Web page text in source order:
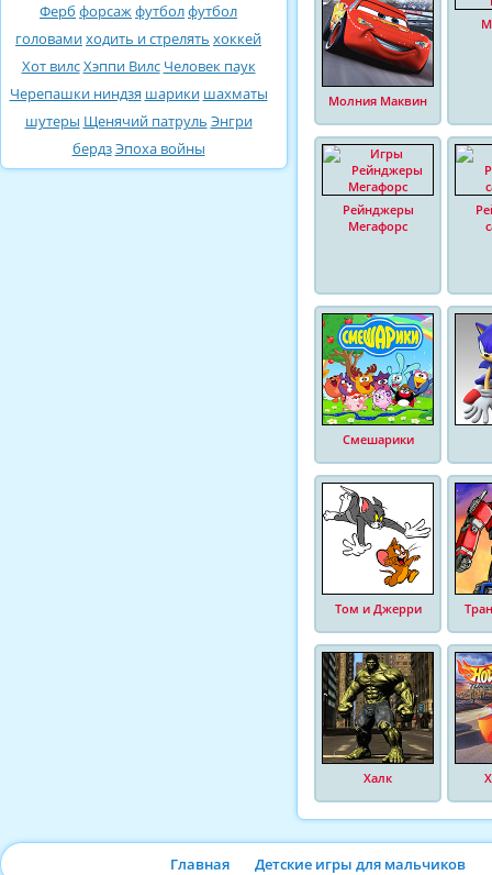
Ферб форсажфутболфутбол
головамиходить и стрелять хоккей
Хот вилсХэппи Вилс Человек паук
Черепашки ниндзя шарики шахматы
шутеры Щенячий патруль Энгри
бердзЭпоха войны
Молния Маквин
Рейнджеры
Мегафорс
Смешарики
Том и Джерри
Халк
Главная Детские игры для мальчиков